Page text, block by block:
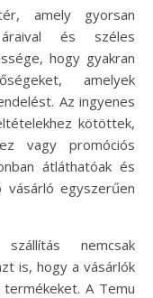
amely gyorsan
és széles
hogy gyakran
amelyek
Az ingyenes
kötöttek,
vagy promóciós
átláthatóak és
egyszerűen
nemcsak
is, hogy a vásárlók
A Temu